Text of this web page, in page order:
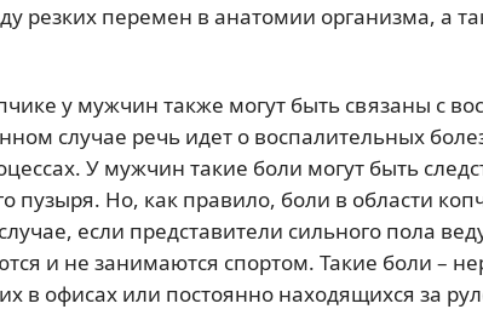
резких перемен в анатомии организма, а
у мужчин также могут быть связаны с
случае речь идет о воспалительных
У мужчин такие боли могут быть
пузыря. Но, как правило, боли в области
если представители сильного пола
и не занимаются спортом. Такие боли –
в офисах или постоянно находящихся за